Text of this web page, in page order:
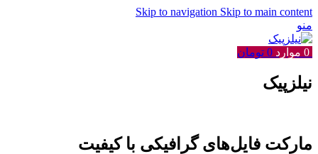
Skip to navigation Skip to main content
منو
0 موارد 0 تومان
نیلزپیک
مارکت فایل‌های گرافیکی با کیفیت